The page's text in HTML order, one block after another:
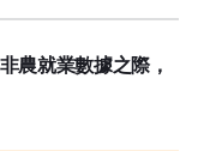
農就業數據之際，